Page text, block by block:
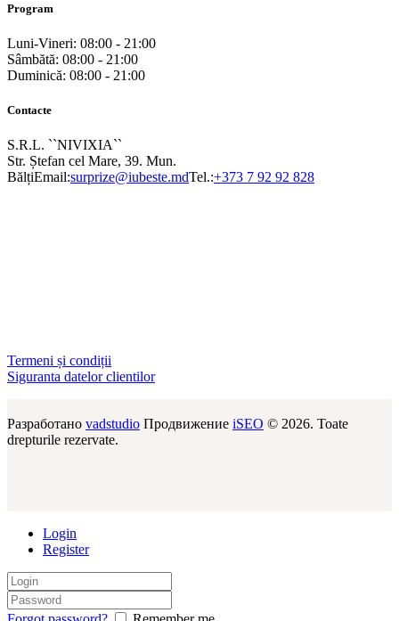
Program
Luni-Vineri: 08:00 - 21:00
Sâmbătă: 08:00 - 21:00
Duminică: 08:00 - 21:00
Contacte
S.R.L. ``NIVIXIA``
Str. Ștefan cel Mare, 39. Mun.
BălțiEmail:surprize@iubeste.mdTel.:+373 7 92 92 828
Termeni și condiții
Siguranta datelor clientilor
Разработано vadstudio Продвижение iSEO © 2026. Toate
drepturile rezervate.
Login
Register